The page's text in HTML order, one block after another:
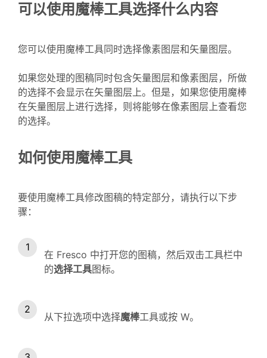
可以使用魔棒工具选择什么内容
您可以使用魔棒工具同时选择像素图层和矢量图层。
如果您处理的图稿同时包含矢量图层和像素图层，所做
的选择不会显示在矢量图层上。但是，如果您使用魔棒
在矢量图层上进行选择，则将能够在像素图层上查看您
的选择。
如何使用魔棒工具
要使用魔棒工具修改图稿的特定部分，请执行以下步
骤：
在 Fresco 中打开您的图稿，然后双击工具栏中
的选择工具图标。
从下拉选项中选择魔棒工具或按 W。